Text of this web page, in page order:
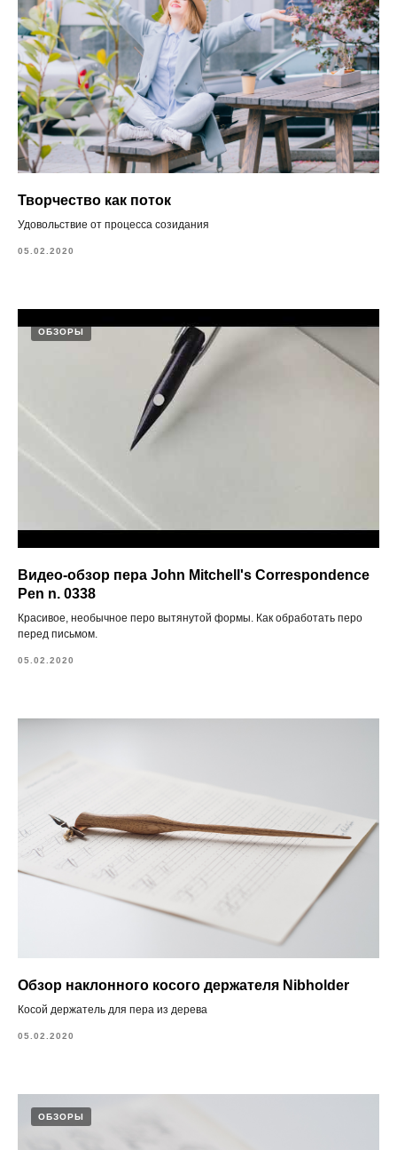
Творчество как поток
Удовольствие от процесса созидания
05.02.2020
ОБЗОРЫ
Видео-обзор пера John Mitchell's Correspondence
Pen n. 0338
Красивое, необычное перо вытянутой формы. Как обработать перо
перед письмом.
05.02.2020
Обзор наклонного косого держателя Nibholder
Косой держатель для пера из дерева
05.02.2020
ОБЗОРЫ